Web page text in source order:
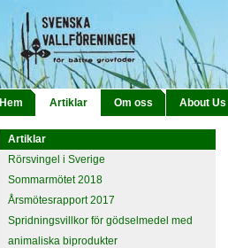
Hem Artiklar Om oss About Us
Artiklar
Rörsvingel i Sverige
Sommarmötet 2018
Årsmötesrapport 2017
Spridningsvillkor för gödselmedel med
animaliska biprodukter